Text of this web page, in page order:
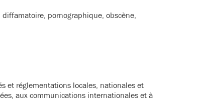
pornographique, obscène,
et réglementations locales, nationales et
aux communications internationales et à